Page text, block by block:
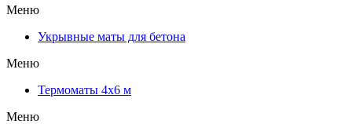
Меню
Укрывные маты для бетона
Меню
Термоматы 4х6 м
Меню